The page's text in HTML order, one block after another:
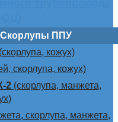
ППУ
(скорлупа, кожух)
скорлупа, кожух)
2(скорлупа, манжета,
скорлупа, манжета,